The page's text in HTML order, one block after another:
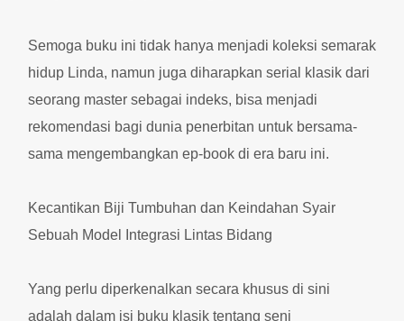
Semoga buku ini tidak hanya menjadi koleksi semarak
hidup Linda, namun juga diharapkan serial klasik dari
seorang master sebagai indeks, bisa menjadi
rekomendasi bagi dunia penerbitan untuk bersama-
sama mengembangkan ep-book di era baru ini.
Kecantikan Biji Tumbuhan dan Keindahan Syair
Sebuah Model Integrasi Lintas Bidang
Yang perlu diperkenalkan secara khusus di sini
adalah dalam isi buku klasik tentang seni